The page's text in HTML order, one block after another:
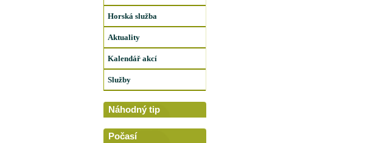
Horská služba
Aktuality
Kalendář akcí
Služby
Náhodný tip
Počasí